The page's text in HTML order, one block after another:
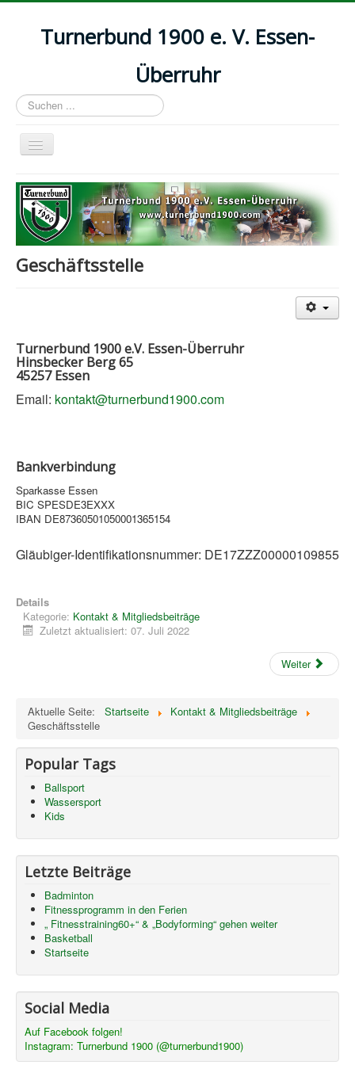
Turnerbund 1900 e. V. Essen-
Überruhr
Suchen
...
Navigation
an/aus
Startseite
Aktuelles
Abteilungen
Kurse
Impressum
Datenschutzerklärung
Geschäftsstelle
Turnerbund 1900 e.V. Essen-Überruhr
Hinsbecker Berg 65
45257 Essen
Email: kontakt@turnerbund1900.com
Bankverbindung
Sparkasse Essen
BIC SPESDE3EXXX
IBAN DE87360501050001365154
Gläubiger-Identifikationsnummer: DE17ZZZ00000109855
Details
Kategorie: Kontakt & Mitgliedsbeiträge
Zuletzt aktualisiert: 07. Juli 2022
Weiter
Aktuelle Seite: Startseite
Kontakt & Mitgliedsbeiträge
Geschäftsstelle
Popular Tags
Ballsport
Wassersport
Kids
Letzte Beiträge
Badminton
Fitnessprogramm in den Ferien
„ Fitnesstraining60+“ & „Bodyforming“ gehen weiter
Basketball
Startseite
Social Media
Auf Facebook folgen!
Instagram: Turnerbund 1900 (@turnerbund1900)